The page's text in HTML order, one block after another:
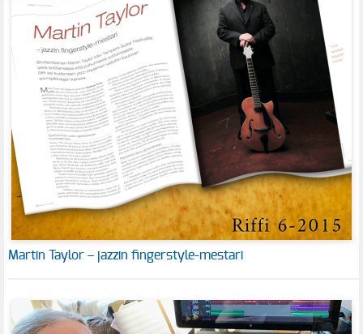
Martin Taylor – jazzin fingerstyle-mestari